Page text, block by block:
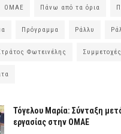
ΟΜΑΕ Πάνω από τα όρια
Πρόγραμμα Ράλλυ
Φωτεινέλης Συμμετοχές
Τόγελου Μαρία: Σύνταξη
εργασίας στην ΟΜΑΕ